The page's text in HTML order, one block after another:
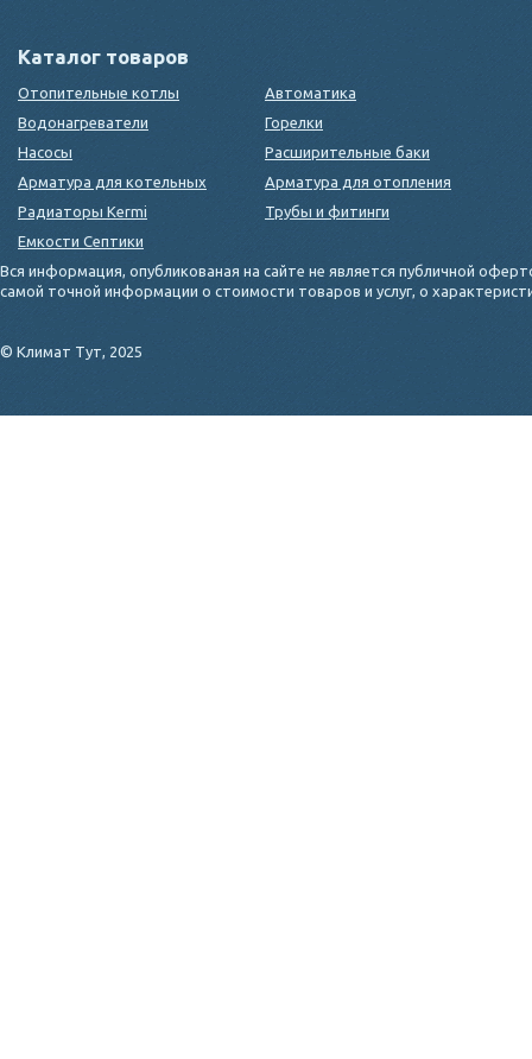
Каталог товаров
Отопительные котлы
Автоматика
Водонагреватели
Горелки
Насосы
Расширительные баки
Арматура для котельных
Арматура для отопления
Радиаторы Kermi
Трубы и фитинги
Емкости Септики
Вся информация, опубликованая на сайте не является публичной
самой точной информации о стоимости товаров и услуг, о
© Климат Тут, 2025